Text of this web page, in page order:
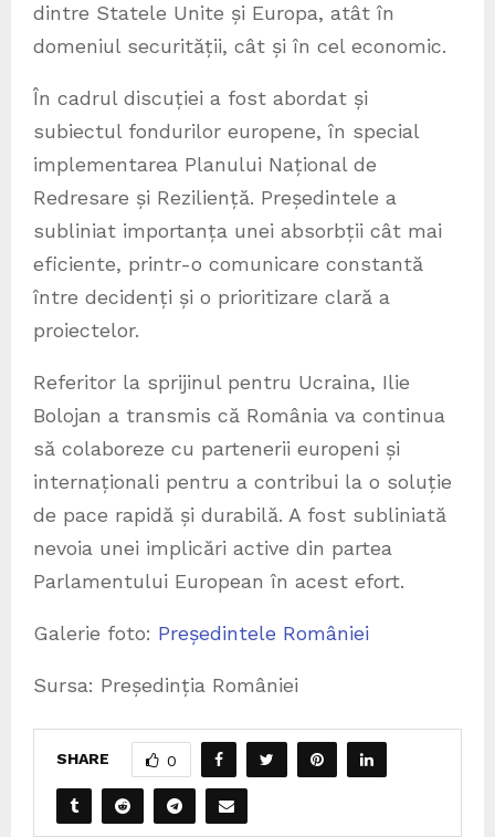
dintre Statele Unite și Europa, atât în
domeniul securității, cât și în cel economic.
În cadrul discuției a fost abordat și
subiectul fondurilor europene, în special
implementarea Planului Național de
Redresare și Reziliență. Președintele a
subliniat importanța unei absorbții cât mai
eficiente, printr-o comunicare constantă
între decidenți și o prioritizare clară a
proiectelor.
Referitor la sprijinul pentru Ucraina, Ilie
Bolojan a transmis că România va continua
să colaboreze cu partenerii europeni și
internaționali pentru a contribui la o soluție
de pace rapidă și durabilă. A fost subliniată
nevoia unei implicări active din partea
Parlamentului European în acest efort.
Galerie foto: Președintele României
Sursa: Președinția României
SHARE 0